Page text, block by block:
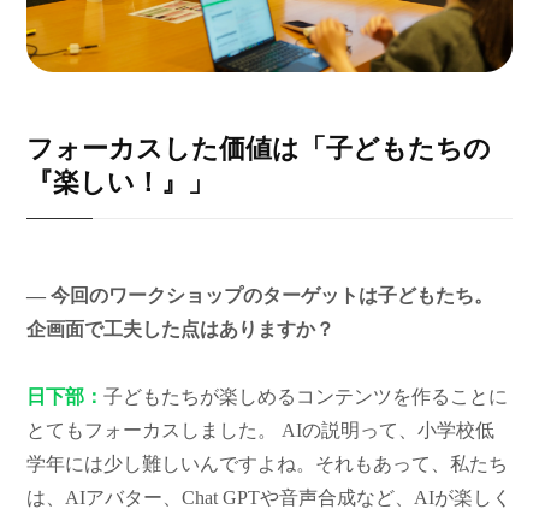
フォーカスした価値は「子どもたちの
『楽しい！』」
― 今回のワークショップのターゲットは子どもたち。
企画面で工夫した点はありますか？
日下部：子どもたちが楽しめるコンテンツを作ることに
とてもフォーカスしました。 AIの説明って、小学校低
学年には少し難しいんですよね。それもあって、私たち
は、AIアバター、Chat GPTや音声合成など、AIが楽しく